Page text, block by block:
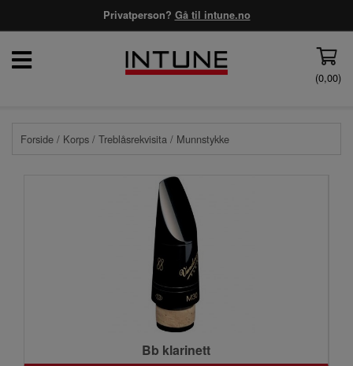
Privatperson? Gå til intune.no
(0,00)
Forside / Korps / Treblåsrekvisita / Munnstykke
Bb klarinett